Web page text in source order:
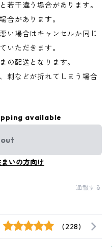
若干違う場合があります。
合があります。
い場合はキャンセルか同じ
いただきます。
の配送となります。
刺などが折れてしまう場合
available
いの方向け
通報する
(228)